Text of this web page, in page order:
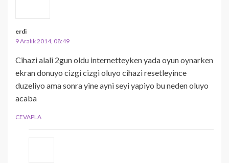
erdi
9 Aralık 2014, 08:49
Cihazi alali 2gun oldu internetteyken yada oyun oynarken
ekran donuyo cizgi cizgi oluyo cihazi resetleyince
duzeliyo ama sonra yine ayni seyi yapiyo bu neden oluyo
acaba
CEVAPLA